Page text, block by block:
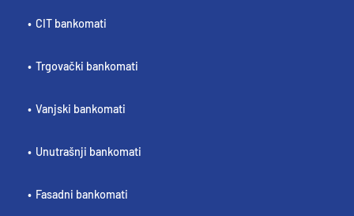
CIT bankomati
Trgovački bankomati
Vanjski bankomati
Unutrašnji bankomati
Fasadni bankomati